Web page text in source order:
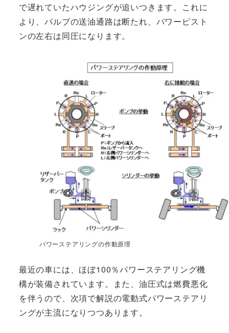
で遅れていたハウジングが追いつきます。これに
より、バルブの送油通路は断たれ、パワーピスト
ンの左右は同圧になります。
パワーステアリングの作動原理
最近の車には、ほぼ100％パワーステアリング機
構が装備されています。また、油圧式は燃費悪化
を伴うので、次項で解説の電動式パワーステアリ
ングが主流になりつつあります。